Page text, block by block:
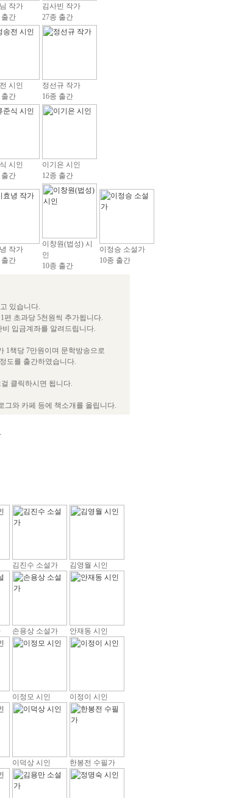
작가
출간
김사빈 작가
27종 출간
시인
출간
정선규 작가
16종 출간
시인
출간
이기은 시인
12종 출간
작가
출간
이창원(법성) 시
인
10종 출간
이정승 소설가
10종 출간
있습니다.
편 초과당 5천원씩 추가됩니다.
입금계좌를 알려드립니다.
1책당 7만원이며 문학방송으로
도를 출간하였습니다.
클릭하시면 됩니다.
그와 카페 등에 책소개를 올립니다.
김진수 소설가 김영월 시인
손용상 소설가 안재동 시인
이정모 시인 이정이 시인
이덕상 시인 한봉전 수필가